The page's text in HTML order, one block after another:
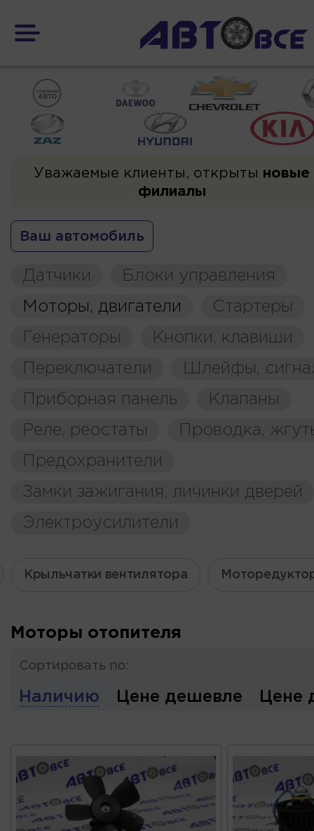
Уважаемые клиенты, открыты новые
филиалы
Ваш автомобиль
Датчики
Блоки управления
Моторы, двигатели
Стартеры
Генераторы
Кнопки, клавиши
Переключатели
Шлейфы,
Приборная панель
Клапаны
Реле, реостаты
Проводка,
Предохранители
Замки зажигания, личинки дверей
Электроусилители
Крыльчатки вентилятора
Моторы отопителя
Сортировать по:
Наличию Цене дешевле Цене